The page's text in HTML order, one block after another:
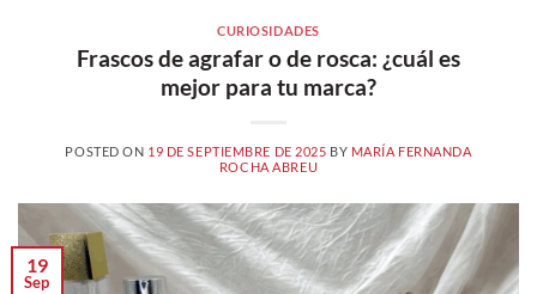
CURIOSIDADES
Frascos de agrafar o de rosca: ¿cuál es
mejor para tu marca?
POSTED ON 19 DE SEPTIEMBRE DE 2025 BY MARÍA FERNANDA
ROCHA ABREU
19
Sep